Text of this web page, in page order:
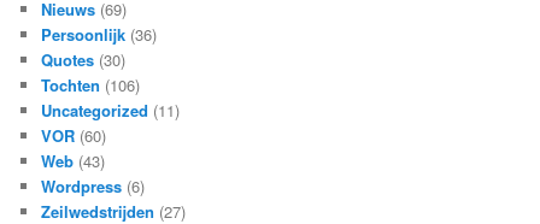
Nieuws (69)
Persoonlijk (36)
Quotes (30)
Tochten (106)
Uncategorized (11)
VOR (60)
Web (43)
Wordpress (6)
Zeilwedstrijden (27)